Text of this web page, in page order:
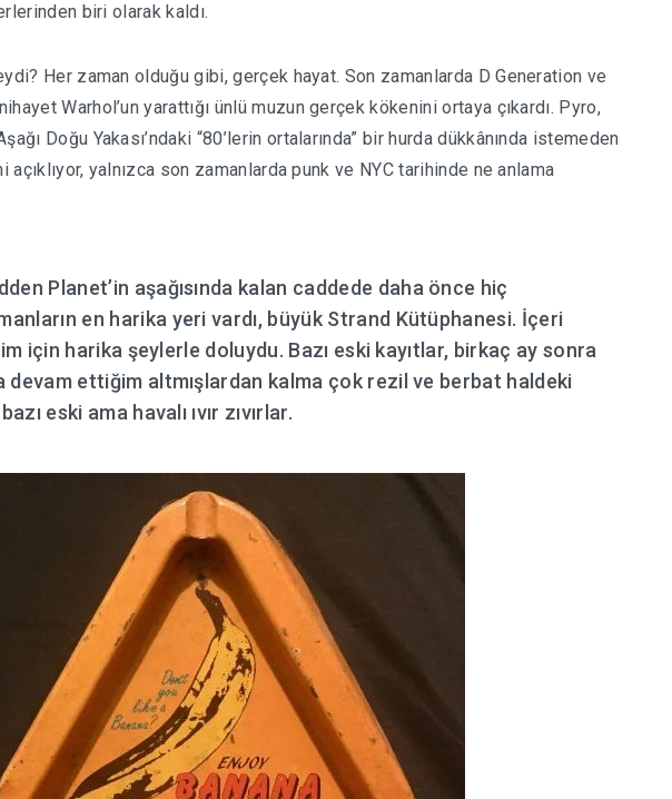
biri olarak kaldı.
Her zaman olduğu gibi, gerçek hayat. Son zamanlarda D Generation ve
Warhol’un yarattığı ünlü muzun gerçek kökenini ortaya çıkardı. Pyro,
Doğu Yakası’ndaki “80’lerin ortalarında” bir hurda dükkânında istemeden
yalnızca son zamanlarda punk ve NYC tarihinde ne anlama
Planet’in aşağısında kalan caddede daha önce hiç
en harika yeri vardı, büyük Strand Kütüphanesi. İçeri
için harika şeylerle doluydu. Bazı eski kayıtlar, birkaç ay sonra
devam ettiğim altmışlardan kalma çok rezil ve berbat haldeki
eski ama havalı ıvır zıvırlar.